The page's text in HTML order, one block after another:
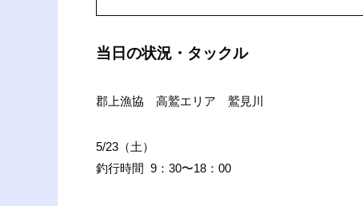
当日の状況・タックル
郡上漁協 高鷲エリア 鷲見川
5/23（土）
釣行時間 9：30〜18：00